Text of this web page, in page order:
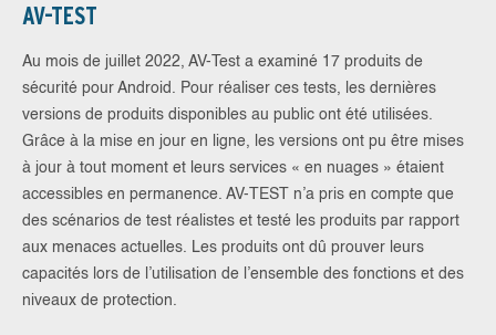
AV-TEST
Au mois de juillet 2022, AV-Test a examiné 17 produits de
sécurité pour Android. Pour réaliser ces tests, les dernières
versions de produits disponibles au public ont été utilisées.
Grâce à la mise en jour en ligne, les versions ont pu être mises
à jour à tout moment et leurs services « en nuages » étaient
accessibles en permanence. AV-TEST n’a pris en compte que
des scénarios de test réalistes et testé les produits par rapport
aux menaces actuelles. Les produits ont dû prouver leurs
capacités lors de l’utilisation de l’ensemble des fonctions et des
niveaux de protection.